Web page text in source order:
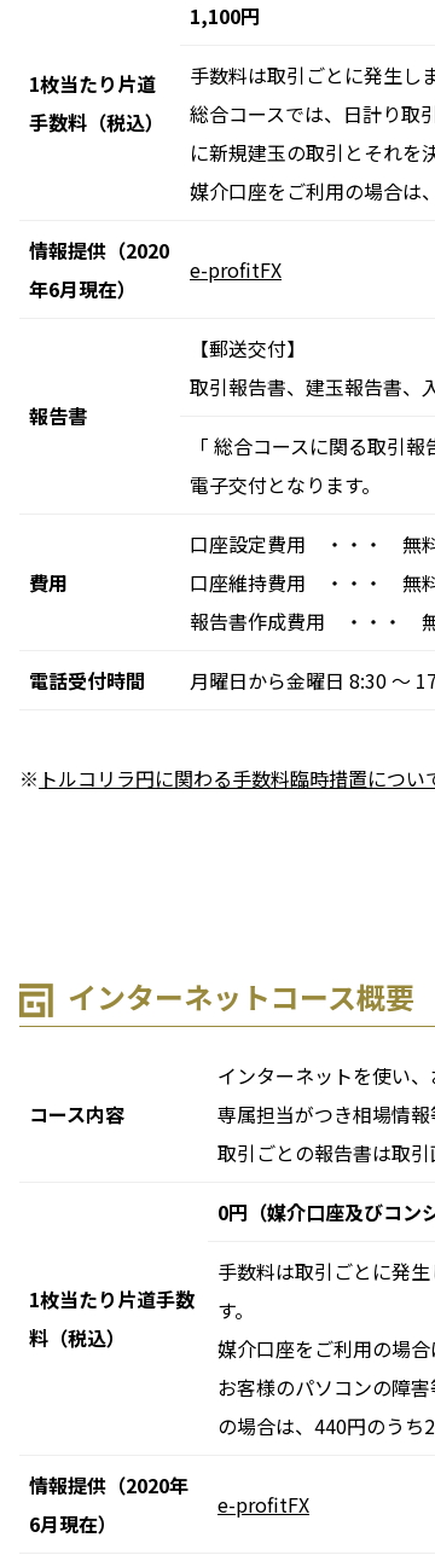
1枚当たり片道
手数料（税込）
1,100円
手数料は取引ごとに発生し
総合コースでは、日計り取
に新規建玉の取引とそれを
媒介口座をご利用の場合は
情報提供（2020
年6月現在）
e-profitFX
報告書
【郵送交付】
取引報告書、建玉報告書、
「 総合コースに関る取引
電子交付となります。
費用
口座設定費用 ・・・ 無
口座維持費用 ・・・ 無
報告書作成費用 ・・・
電話受付時間 月曜日から金曜日 8:30 ～
※ トルコリラ円に関わる手数料臨時措置につい
インターネットコース概要
コース内容
インターネットを使い、
専属担当がつき相場情
取引ごとの報告書は取引
1枚当たり片道手数
料（税込）
0円（媒介口座及びコン
手数料は取引ごとに発
す。
媒介口座をご利用の場
お客様のパソコンの障
の場合は、440円のうち
情報提供（2020年
6月現在）
e-profitFX